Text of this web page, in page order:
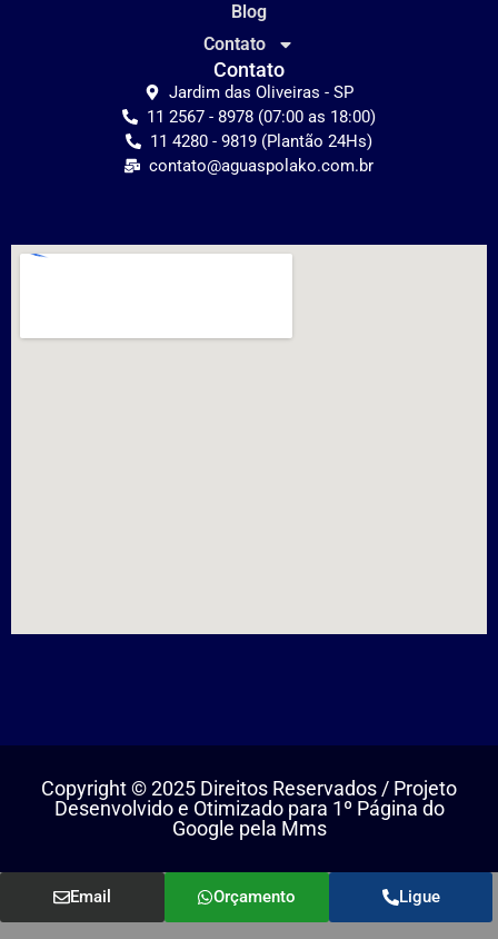
Blog
Contato
Contato
Jardim das Oliveiras - SP
11 2567 - 8978 (07:00 as 18:00)
11 4280 - 9819 (Plantão 24Hs)
contato@aguaspolako.com.br
Copyright © 2025 Direitos Reservados / Projeto
Desenvolvido e Otimizado para 1º Página do
Google pela Mms
Email Orçamento Ligue